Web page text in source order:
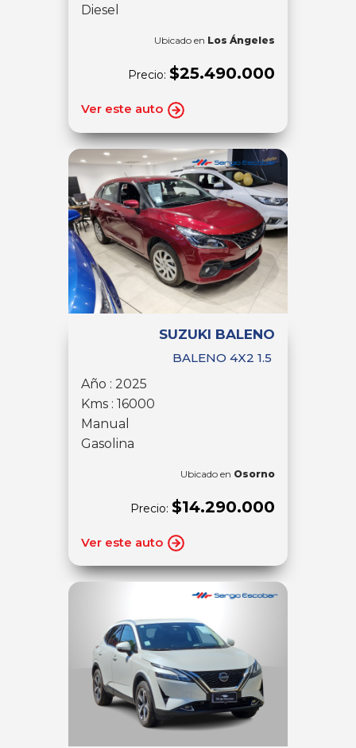
Diesel
Ubicado en Los Ángeles
Precio: $25.490.000
Ver este auto
SUZUKI BALENO
BALENO 4X2 1.5
Año : 2025
Kms : 16000
Manual
Gasolina
Ubicado en Osorno
Precio: $14.290.000
Ver este auto